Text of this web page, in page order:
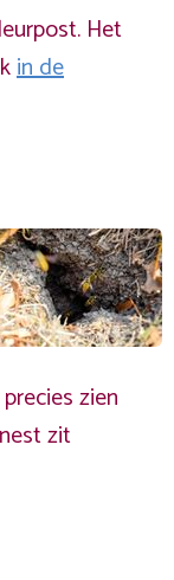
Het
in de
zien
zit